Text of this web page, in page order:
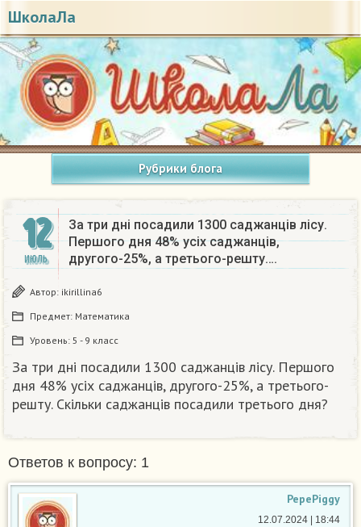
ШколаЛа
Рубрики блога
12
ИЮЛЬ
За три дні посадили 1300 саджанців лісу.
Першого дня 48% усіх саджанців,
другого-25%, а третього-решту….
Автор: ikirillina6
Предмет: Математика
Уровень: 5 - 9 класс
За три дні посадили 1300 саджанців лісу. Першого
дня 48% усіх саджанців, другого-25%, а третього-
решту. Скільки саджанців посадили третього дня?
Ответов к вопросу: 1
PepePiggy
12.07.2024 | 18:44